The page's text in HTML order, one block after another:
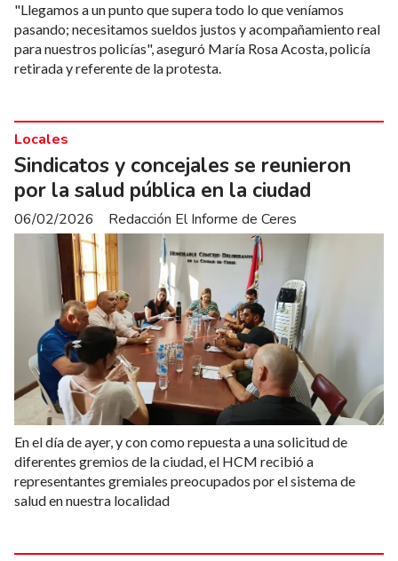
"Llegamos a un punto que supera todo lo que veníamos
pasando; necesitamos sueldos justos y acompañamiento real
para nuestros policías", aseguró María Rosa Acosta, policía
retirada y referente de la protesta.
Sindicatos y concejales se reunieron
por la salud pública en la ciudad
Redacción El Informe de Ceres
Locales
06/02/2026
En el día de ayer, y con como repuesta a una solicitud de
diferentes gremios de la ciudad, el HCM recibió a
representantes gremiales preocupados por el sistema de
salud en nuestra localidad